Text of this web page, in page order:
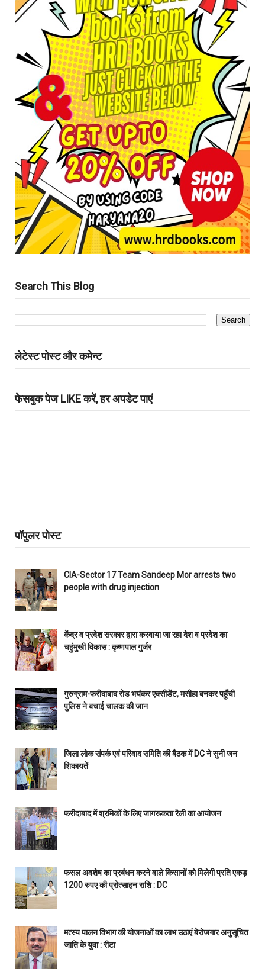
Search This Blog
लेटेस्ट पोस्ट और कमेन्ट
फेसबुक पेज LIKE करें, हर अपडेट पाएं
पॉपुलर पोस्ट
CIA-Sector 17 Team Sandeep Mor arrests two
people with drug injection
केंद्र व प्रदेश सरकार द्वारा करवाया जा रहा देश व प्रदेश का
चहुंमुखी विकास : कृष्णपाल गुर्जर
गुरुग्राम-फरीदाबाद रोड भयंकर एक्सीडेंट, मसीहा बनकर पहुँची
पुलिस ने बचाई चालक की जान
जिला लोक संपर्क एवं परिवाद समिति की बैठक में DC ने सुनी जन
शिकायतें
फरीदाबाद में श्रमिकों के लिए जागरूकता रैली का आयोजन
फसल अवशेष का प्रबंधन करने वाले किसानों को मिलेगी प्रति एकड़
1200 रुपए की प्रोत्साहन राशि : DC
मत्स्य पालन विभाग की योजनाओं का लाभ उठाएं बेरोजगार अनुसूचित
जाति के युवा : रीटा